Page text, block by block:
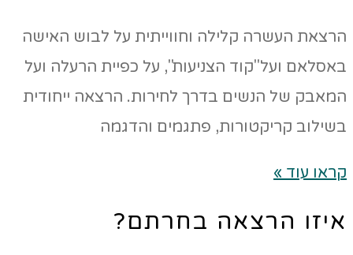
הרצאת העשרה קלילה וחווייתית על לבוש האישה
באסלאם ועל"קוד הצניעות", על כפיית הרעלה ועל
המאבק של הנשים בדרך לחירות. הרצאה ייחודית
בשילוב קריקטורות, פתגמים והדגמה
קראו עוד »
איזו הרצאה בחרתם?